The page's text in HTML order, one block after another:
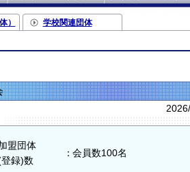
） 学校関連団体
盟団体
録)数
：会員数100名